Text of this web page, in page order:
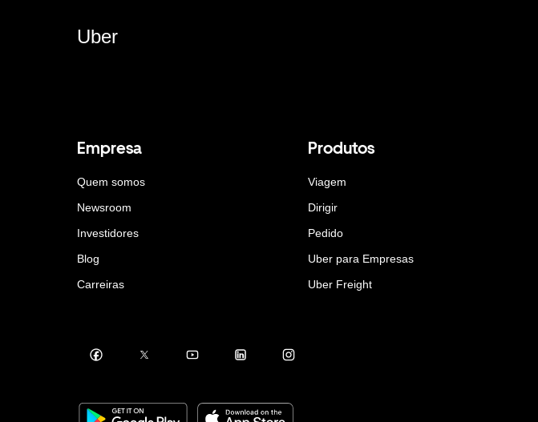
Uber
Empresa
Quem somos
Newsroom
Investidores
Blog
Carreiras
Produtos
Viagem
Dirigir
Pedido
Uber para Empresas
Uber Freight